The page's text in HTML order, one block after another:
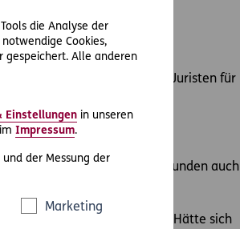
die Analyse der
Cookies,
gespeichert. Alle anderen
Einstellungen in unseren
Impressum.
der Messung der
Marketing
das haben die D.A.S. Juristen für
dass die D.A.S. für ihre Kunden auch
zur Einsicht zu bringen. Hätte sich